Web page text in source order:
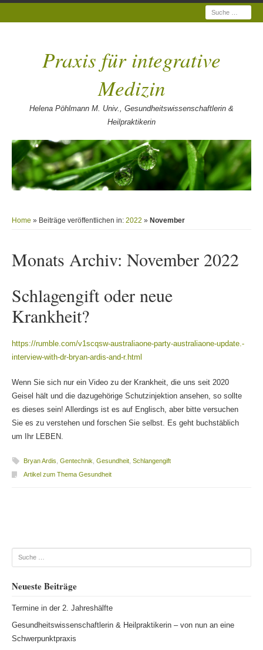
Suche
Praxis für integrative
Medizin
Helena Pöhlmann M. Univ., Gesundheitswissenschaftlerin &
Heilpraktikerin
Home » Beiträge veröffentlichen in: 2022 » November
Monats Archiv: November 2022
Schlagengift oder neue
Krankheit?
https://rumble.com/v1scqsw-australiaone-party-australiaone-update.-
interview-with-dr-bryan-ardis-and-r.html
Wenn Sie sich nur ein Video zu der Krankheit, die uns seit 2020
Geisel hält und die dazugehörige Schutzinjektion ansehen, so sollte
es dieses sein! Allerdings ist es auf Englisch, aber bitte versuchen
Sie es zu verstehen und forschen Sie selbst. Es geht buchstäblich
um Ihr LEBEN.
Bryan Ardis, Gentechnik, Gesundheit, Schlangengift
Artikel zum Thema Gesundheit
Suche
Neueste Beiträge
Termine in der 2. Jahreshälfte
Gesundheitswissenschaftlerin & Heilpraktikerin – von nun an eine
Schwerpunktpraxis